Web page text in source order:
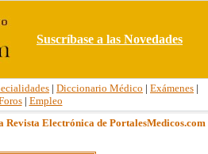
Suscríbase a las Novedades
| Diccionario Médico | Exámenes |
| Empleo
Revista Electrónica de PortalesMedicos.com